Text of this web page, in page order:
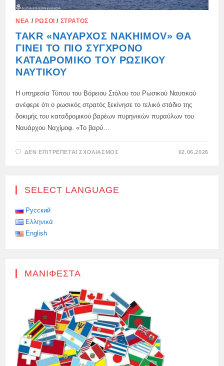
ΝΈΑ / ΡΏΣΟΙ / ΣΤΡΑΤΌΣ
TAKR «ΝΑΎΑΡΧΟΣ NAKHIMOV» ΘΑ
ΓΊΝΕΙ ΤΟ ΠΙΟ ΣΎΓΧΡΟΝΟ
ΚΑΤΑΔΡΟΜΙΚΌ ΤΟΥ ΡΩΣΙΚΟΎ
ΝΑΥΤΙΚΟΎ
Η υπηρεσία Τύπου του Βόρειου Στόλου του Ρωσικού Ναυτικού
ανέφερε ότι ο ρωσικός στρατός ξεκίνησε το τελικό στάδιο της
δοκιμής του καταδρομικού βαρέων πυρηνικών πυραύλων του
Ναυάρχου Ναχίμοφ. «Το βαρύ…
ΔΕΝ ΕΠΙΤΡΈΠΕΤΑΙ ΣΧΟΛΙΑΣΜΌΣ
ΤΟ
02.06.2026
SELECT LANGUAGE
Русский
Ελληνικά
English
ΜΑΝΙΦΈΣΤΑ